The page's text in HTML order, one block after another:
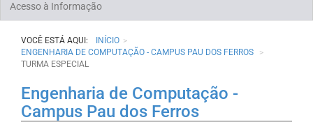
Acesso à Informação
VOCÊ ESTÁ AQUI:
INÍCIO
ENGENHARIA DE COMPUTAÇÃO - CAMPUS PAU DOS FERROS
TURMA ESPECIAL
Engenharia de Computação -
Campus Pau dos Ferros